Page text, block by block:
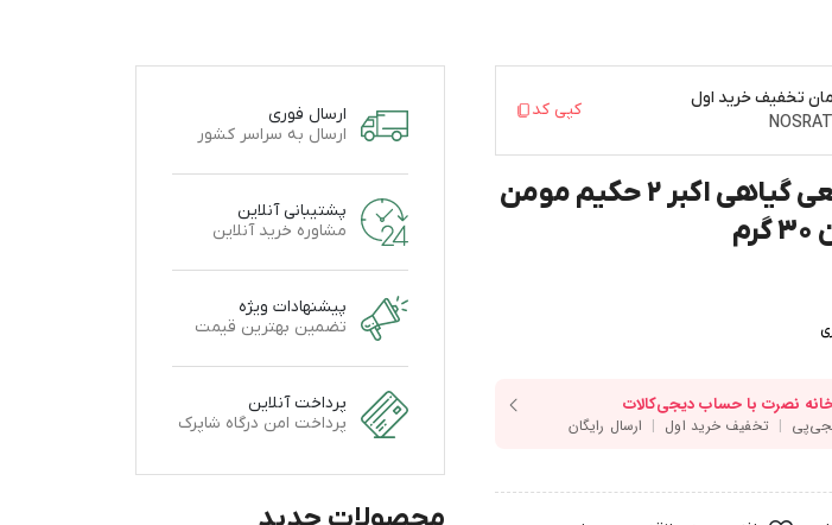
تخفیف خرید اول
کپی کد
پماد موضعی گیاهی اکبر 2 حکیم مومن
ارسال فوری
ارسال به سراسر کشور
پشتیبانی آنلاین
مشاوره خرید آنلاین
پیشنهادات ویژه
تضمین بهترین قیمت
پرداخت آنلاین
پرداخت امن درگاه شاپرک